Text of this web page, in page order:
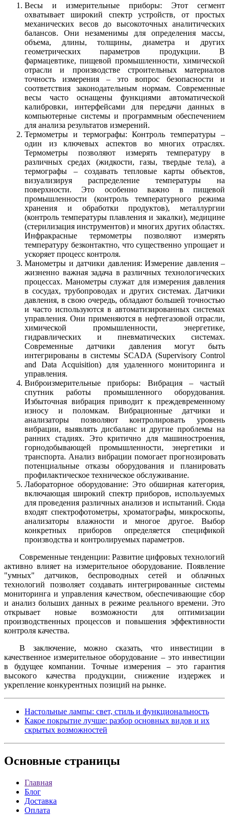
Весы и измерительные приборы: Этот сегмент
охватывает широкий спектр устройств, от простых
механических весов до высокоточных аналитических
балансов. Они незаменимы для определения массы,
объема, длины, толщины, диаметра и других
геометрических параметров продукции. В
фармацевтике, пищевой промышленности, химической
отрасли и производстве строительных материалов
точность измерения – это вопрос безопасности и
соответствия законодательным нормам. Современные
весы часто оснащены функциями автоматической
калибровки, интерфейсами для передачи данных в
компьютерные системы и программным обеспечением
для анализа результатов измерений.
Термометры и термографы: Контроль температуры –
один из ключевых аспектов во многих отраслях.
Термометры позволяют измерять температуру в
различных средах (жидкости, газы, твердые тела), а
термографы – создавать тепловые карты объектов,
визуализируя распределение температуры на
поверхности. Это особенно важно в пищевой
промышленности (контроль температурного режима
хранения и обработки продуктов), металлургии
(контроль температуры плавления и закалки), медицине
(стерилизация инструментов) и многих других областях.
Инфракрасные термометры позволяют измерять
температуру безконтактно, что существенно упрощает и
ускоряет процесс контроля.
Манометры и датчики давления: Измерение давления –
жизненно важная задача в различных технологических
процессах. Манометры служат для измерения давления
в сосудах, трубопроводах и других системах. Датчики
давления, в свою очередь, обладают большей точностью
и часто используются в автоматизированных системах
управления. Они применяются в нефтегазовой отрасли,
химической промышленности, энергетике,
гидравлических и пневматических системах.
Современные датчики давления могут быть
интегрированы в системы SCADA (Supervisory Control
and Data Acquisition) для удаленного мониторинга и
управления.
Виброизмерительные приборы: Вибрация – частый
спутник работы промышленного оборудования.
Избыточная вибрация приводит к преждевременному
износу и поломкам. Вибрационные датчики и
анализаторы позволяют контролировать уровень
вибрации, выявлять дисбаланс и другие проблемы на
ранних стадиях. Это критично для машиностроения,
горнодобывающей промышленности, энергетики и
транспорта. Анализ вибрации помогает прогнозировать
потенциальные отказы оборудования и планировать
профилактическое техническое обслуживание.
Лабораторное оборудование: Это обширная категория,
включающая широкий спектр приборов, используемых
для проведения различных анализов и испытаний. Сюда
входят спектрофотометры, хроматографы, микроскопы,
анализаторы влажности и многое другое. Выбор
конкретных приборов определяется спецификой
производства и контролируемых параметров.
Современные тенденции: Развитие цифровых технологий
активно влияет на измерительное оборудование. Появление
"умных" датчиков, беспроводных сетей и облачных
технологий позволяет создавать интегрированные системы
мониторинга и управления качеством, обеспечивающие сбор
и анализ больших данных в режиме реального времени. Это
открывает новые возможности для оптимизации
производственных процессов и повышения эффективности
контроля качества.
В заключение, можно сказать, что инвестиции в
качественное измерительное оборудование – это инвестиции
в будущее компании. Точные измерения – это гарантия
высокого качества продукции, снижение издержек и
укрепление конкурентных позиций на рынке.
Настольные лампы: свет, стиль и функциональность
Какое покрытие лучше: разбор основных видов и их
скрытых возможностей
Основные страницы
Главная
Блог
Доставка
Оплата